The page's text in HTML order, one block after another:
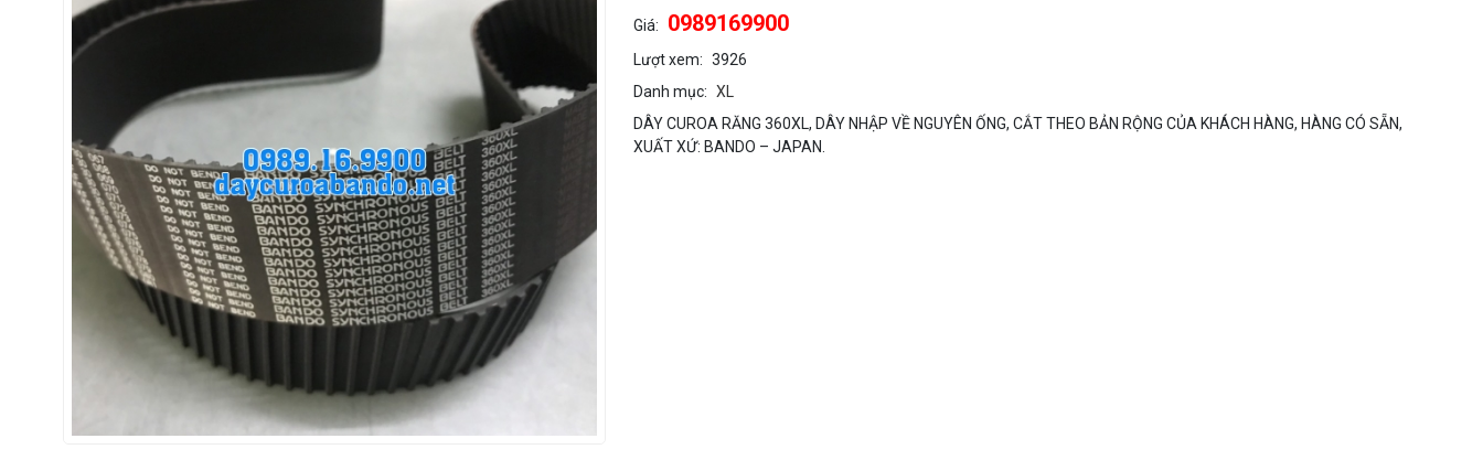
Giá: 0989169900
Lượt xem: 3926
Danh mục: XL
DÂY CUROA RĂNG 360XL, DÂY NHẬP VỀ NGUYÊN ỐNG, CẮT THEO BẢN RỘNG CỦA KHÁCH HÀNG, HÀNG CÓ SẴN,
XUẤT XỨ: BANDO – JAPAN.